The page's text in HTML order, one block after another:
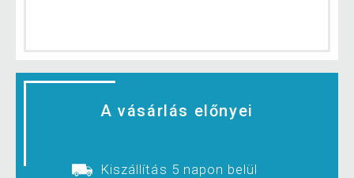
A vásárlás előnyei
Kiszállítás 5 napon belül